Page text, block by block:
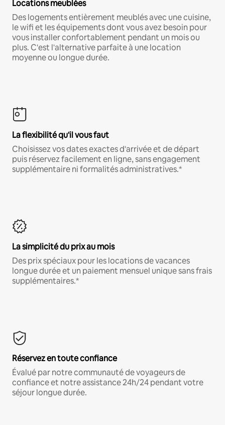
Locations meublées
Des logements entièrement meublés avec une cuisine,
le wifi et les équipements dont vous avez besoin pour
vous installer confortablement pendant un mois ou
plus. C'est l'alternative parfaite à une location
moyenne ou longue durée.
La flexibilité qu'il vous faut
Choisissez vos dates exactes d'arrivée et de départ
puis réservez facilement en ligne, sans engagement
supplémentaire ni formalités administratives.*
La simplicité du prix au mois
Des prix spéciaux pour les locations de vacances
longue durée et un paiement mensuel unique sans frais
supplémentaires.*
Réservez en toute confiance
Évalué par notre communauté de voyageurs de
confiance et notre assistance 24h/24 pendant votre
séjour longue durée.